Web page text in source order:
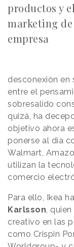
productos y el
marketing de
empresa
desconexión en
entre el
sobresalido
quizá, ha
objetivo ahora
ponerse al día
Walmart,
utilizan la
comercio
Para ello, Ikea
Karlsson,
creativo en las
como Crispin